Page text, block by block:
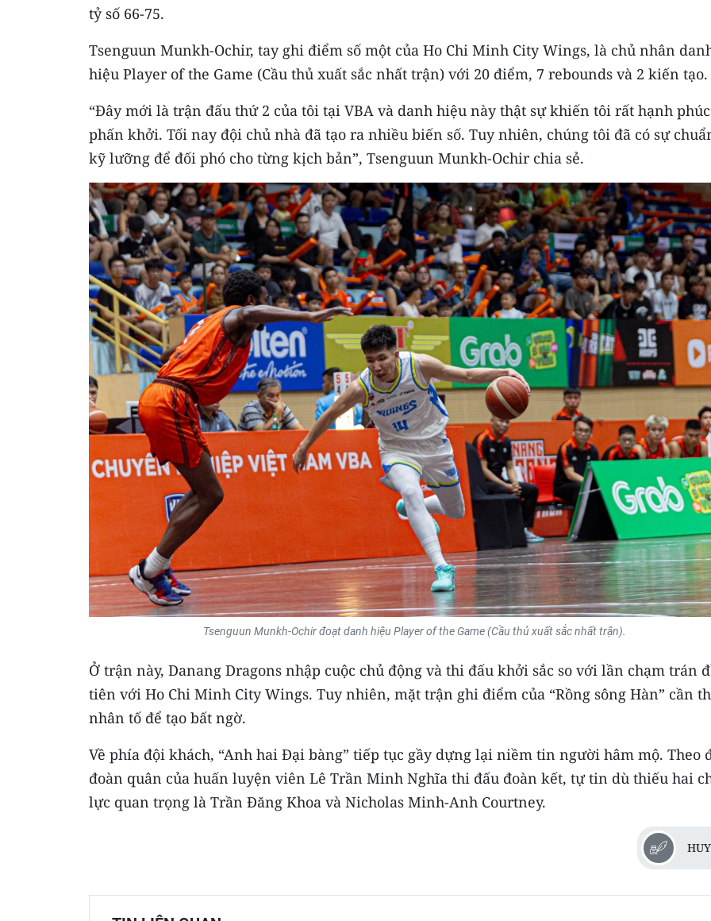
tỷ số 66-75.
Tsenguun Munkh-Ochir, tay ghi điểm số một của Ho Chi Minh City Wings, là chủ nhân
hiệu Player of the Game (Cầu thủ xuất sắc nhất trận) với 20 điểm, 7 rebounds và 2 kiến tạo.
“Đây mới là trận đấu thứ 2 của tôi tại VBA và danh hiệu này thật sự khiến tôi rất hạnh
phấn khởi. Tối nay đội chủ nhà đã tạo ra nhiều biến số. Tuy nhiên, chúng tôi đã có sự
kỹ lưỡng để đối phó cho từng kịch bản”, Tsenguun Munkh-Ochir chia sẻ.
Tsenguun Munkh-Ochir đoạt danh hiệu Player of the Game (Cầu thủ xuất sắc nhất trận).
Ở trận này, Danang Dragons nhập cuộc chủ động và thi đấu khởi sắc so với lần chạm trán
tiên với Ho Chi Minh City Wings. Tuy nhiên, mặt trận ghi điểm của “Rồng sông Hàn” cần
nhân tố để tạo bất ngờ.
Về phía đội khách, “Anh hai Đại bàng” tiếp tục gầy dựng lại niềm tin người hâm mộ. Theo
đoàn quân của huấn luyện viên Lê Trần Minh Nghĩa thi đấu đoàn kết, tự tin dù thiếu hai
lực quan trọng là Trần Đăng Khoa và Nicholas Minh-Anh Courtney.